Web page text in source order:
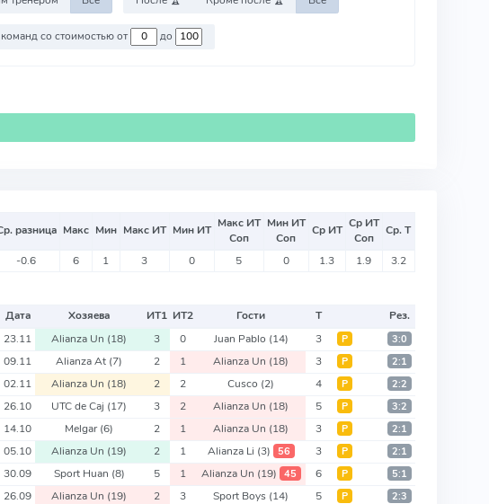
Против команд со стоимостью от до
разница Макс Мин Макс ИТ Мин ИТ Макс ИТ
Соп
Мин ИТ
Соп
Ср ИТ Ср ИТ
Соп
Ср. Т
-0.6 6 1 3 0 5 0 1.3 1.9 3.2
Дата Хозяева ИТ1 ИТ2 Гости Т
Рез.
23.11 Alianza Un (18) 3 0 Juan Pablo (14) 3 Р 3:0
09.11 Alianza At (7) 2 1 Alianza Un (18) 3 Р 2:1
02.11 Alianza Un (18) 2 2 Cusco (2) 4 Р 2:2
26.10 UTC de Caj (17) 3 2 Alianza Un (18) 5 Р 3:2
14.10 Melgar(6) 2 1 Alianza Un (18) 3 Р 2:1
05.10 Alianza Un (19) 2 1 Alianza Li (3) 56 3 Р 2:1
30.09 Sport Huan (8) 5 1 Alianza Un (19) 45 6 Р 5:1
26.09 Alianza Un (19) 2 3 Sport Boys (14) 5 Р 2:3